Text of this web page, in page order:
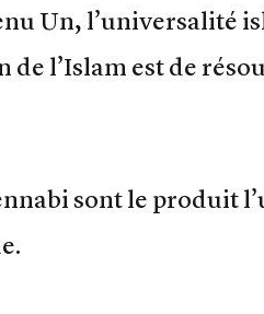
Un, l’universalité
de l’Islam est de
sont le produit